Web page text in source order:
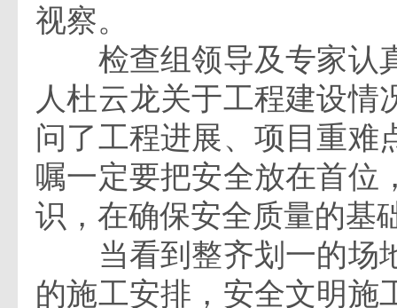
视察。
检查组领导及专家认
人杜云龙关于工程建设情
问了工程进展、项目重难
嘱一定要把安全放在首位
识，在确保安全质量的基
当看到整齐划一的场
的施工安排，安全文明施